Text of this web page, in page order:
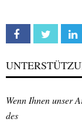
Facebook Twitter
Wenn Ihnen unser
des